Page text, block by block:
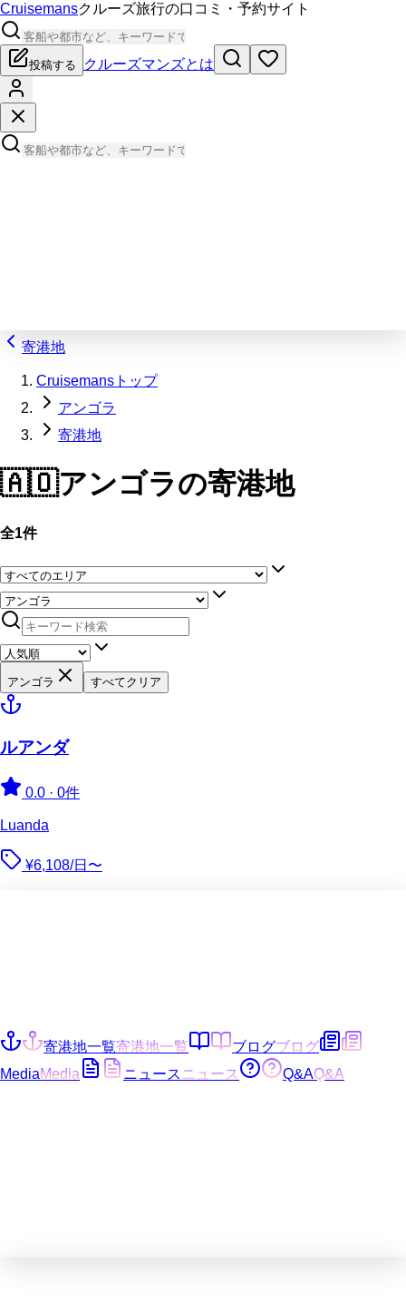
Cruisemansクルーズ旅行の口コミ・予約サイト
投稿する クルーズマンズとは
寄港地
Cruisemansトップ
アンゴラ
寄港地
🇦🇴アンゴラの寄港地
全1件
アンゴラ すべてクリア
ルアンダ
0.0 · 0件
Luanda
¥6,108/日〜
寄港地一覧寄港地一覧 ブログブログ
MediaMedia ニュース ニュース Q&AQ&A